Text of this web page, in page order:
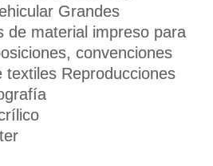
Grandes
de material impreso para
convenciones
textiles Reproducciones